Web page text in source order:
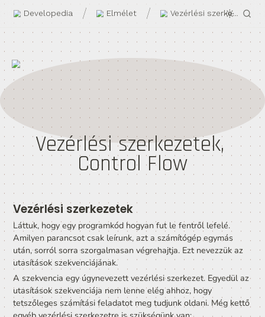
Developedia / Elmélet /
Vezérlési
Control Flow
Vezérlési szerkezetek
Láttuk, hogy egy programkód hogyan fut le fentről
Amilyen parancsot csak leírunk, azt a számítógép
után, sorról sorra szorgalmasan végrehajtja. Ezt
utasítások szekvenciájának.